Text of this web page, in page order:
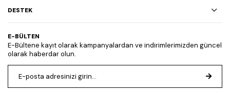
DESTEK
E-BÜLTEN
E-Bültene kayıt olarak kampanyalardan ve indirimlerimizden güncel
olarak haberdar olun.